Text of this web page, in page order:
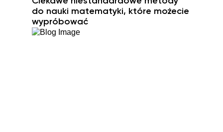
do nauki matematyki, które możecie
wypróbować